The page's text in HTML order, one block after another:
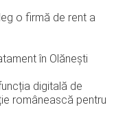
o firmă de rent a
în Olănești
digitală de
românească pentru